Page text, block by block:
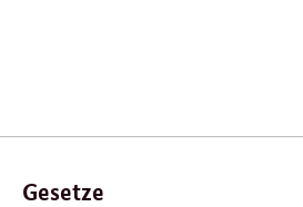
Gesetze